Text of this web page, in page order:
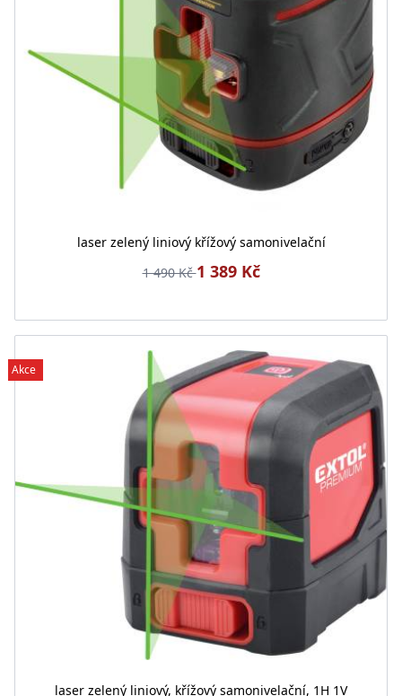
laser zelený liniový křížový samonivelační
1 490 Kč1 389 Kč
Akce
laser zelený liniový, křížový samonivelační, 1H 1V